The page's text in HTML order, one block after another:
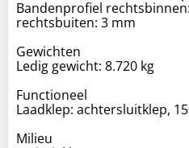
Bandenprofiel
rechtsbuiten: 3 mm
Gewichten
Ledig gewicht: 8.720 kg
Functioneel
Laadklep: achtersluitklep,
Milieu